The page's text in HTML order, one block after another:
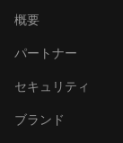
概要
パートナー
セキュリティ
ブランド